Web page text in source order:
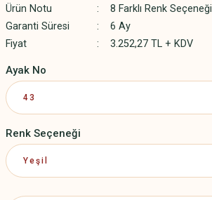
Ürün Notu
8 Farklı Renk Seçeneği
Garanti Süresi
6 Ay
Fiyat
3.252,27 TL + KDV
Ayak No
Renk Seçeneği